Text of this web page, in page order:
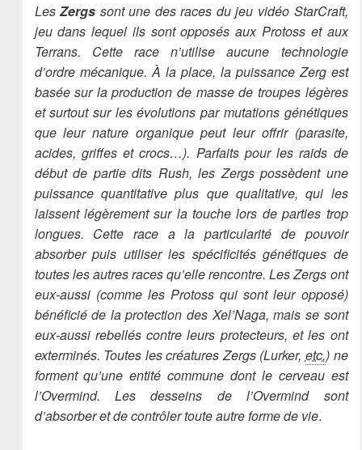
LesZergs sont une des races du jeu vidéo StarCraft,
jeu dans lequel ils sont opposés aux Protoss et aux
Terrans. Cette race n’utilise aucune technologie
d’ordre mécanique. À la place, la puissance Zerg est
basée sur la production de masse de troupes légères
et surtout sur les évolutions par mutations génétiques
que leur nature organique peut leur offrir (parasite,
acides, griffes et crocs…). Parfaits pour les raids de
début de partie dits Rush, les Zergs possèdent une
puissance quantitative plus que qualitative, qui les
laissent légèrement sur la touche lors de parties trop
longues. Cette race a la particularité de pouvoir
absorber puis utiliser les spécificités génétiques de
toutes les autres races qu’elle rencontre. Les Zergs ont
eux-aussi (comme les Protoss qui sont leur opposé)
bénéficié de la protection des Xel’Naga, mais se sont
eux-aussi rebellés contre leurs protecteurs, et les ont
exterminés. Toutes les créatures Zergs (Lurker, etc.) ne
forment qu’une entité commune dont le cerveau est
l’Overmind. Les desseins de l’Overmind sont
d’absorber et de contrôler toute autre forme de vie.